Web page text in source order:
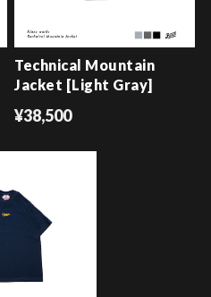
Technical Mountain
Jacket [Light Gray]
¥38,500